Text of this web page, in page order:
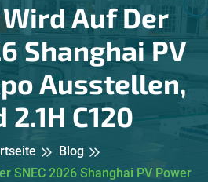
Auf Der
Shanghai PV
Ausstellen,
2.1H C120
Blog
SNEC 2026 Shanghai PV Power